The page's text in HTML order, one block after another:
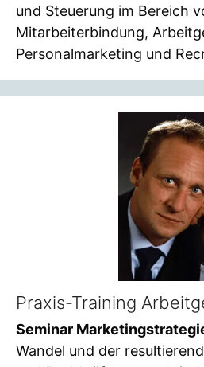
und Steuerung im Bereich
Mitarbeiterbindung,
Personalmarketing und
Praxis-Training
Seminar
Wandel und der